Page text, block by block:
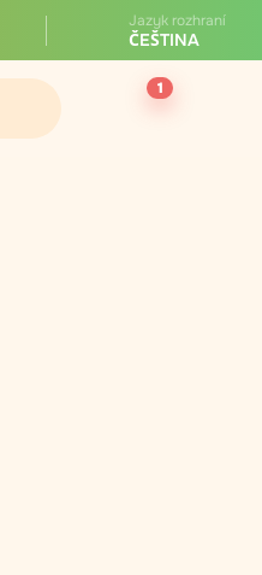
Jazyk rozhraní
ČEŠTINA
1